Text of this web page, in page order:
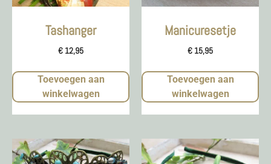
Tashanger
€ 12,95
Toevoegen aan
winkelwagen
Manicuresetje
€ 15,95
Toevoegen aan
winkelwagen